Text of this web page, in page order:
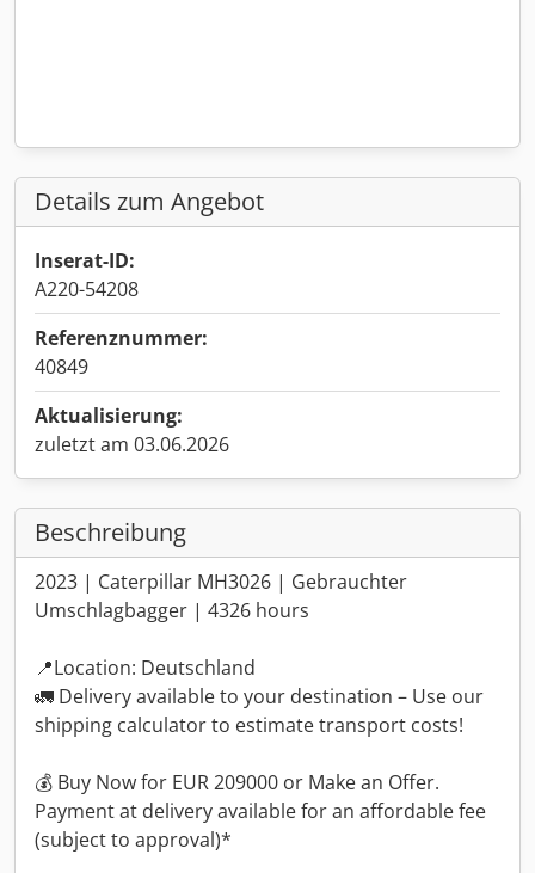
Details zum Angebot
Inserat-ID:
A220-54208
Referenznummer:
40849
Aktualisierung:
zuletzt am 03.06.2026
Beschreibung
2023 | Caterpillar MH3026 | Gebrauchter
Umschlagbagger | 4326 hours
📍Location: Deutschland
🚛 Delivery available to your destination – Use our
shipping calculator to estimate transport costs!
💰 Buy Now for EUR 209000 or Make an Offer.
Payment at delivery available for an affordable fee
(subject to approval)*